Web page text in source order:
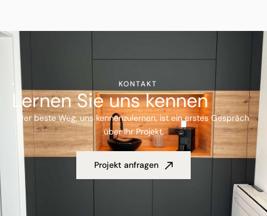
KONTAKT
Lernen Sie uns kennen
Der beste Weg, uns kennenzulernen, ist ein erstes Gespräch
über Ihr Projekt.
Projekt anfragen